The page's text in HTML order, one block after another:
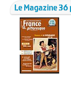
Le Magazine 36